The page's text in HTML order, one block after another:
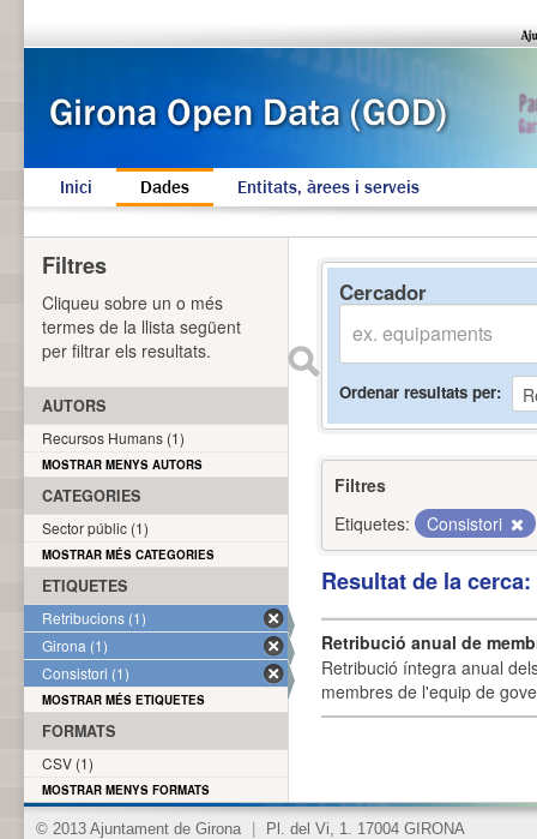
Inici Dades Entitats, àrees i serveis
Cercador
Ordenar resultats per
Filtres
Etiquetes:
Consistori
Resultat de la
Retribució anual de
Retribució íntegra anual
membres de l'equip de
Filtres
Cliqueu sobre un o més
termes de la llista següent
per filtrar els resultats.
AUTORS
Recursos Humans (1)
MOSTRAR MENYS AUTORS
CATEGORIES
Sector públic (1)
MOSTRAR MÉS CATEGORIES
ETIQUETES
Retribucions (1)
Girona (1)
Consistori (1)
MOSTRAR MÉS ETIQUETES
FORMATS
CSV (1)
MOSTRAR MENYS FORMATS
© 2013 Ajuntament de Girona Pl. del Vi, 1. 17004 GIRONA